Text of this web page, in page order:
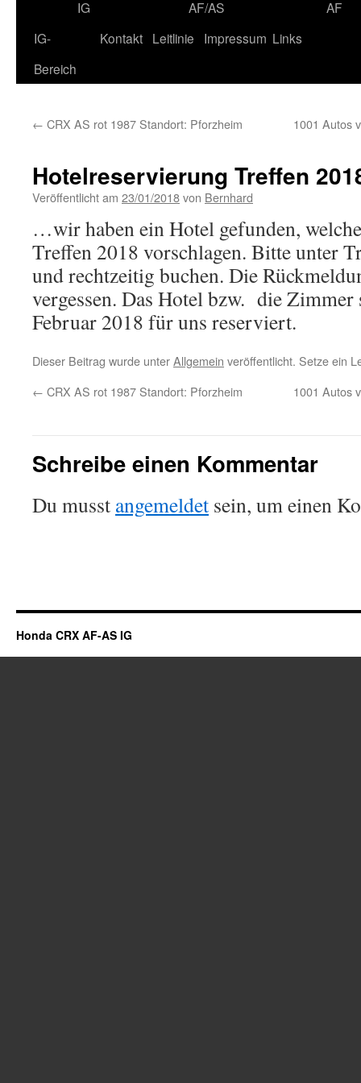
IG
AF/AS
AF
IG-
Bereich
Kontakt Leitlinie Impressum Links
← CRX AS rot 1987 Standort: Pforzheim 1001 Autos
Hotelreservierung Treffen
Veröffentlicht am 23/01/2018von Bernhard
…wir haben ein Hotel gefunden,
Treffen 2018 vorschlagen. Bitte unter
und rechtzeitig buchen. Die
vergessen. Das Hotel bzw. die
Februar 2018 für uns reserviert.
Dieser Beitrag wurde unterAllgemein veröffentlicht. Setze ein
← CRX AS rot 1987 Standort: Pforzheim 1001 Autos
Schreibe einen Kommentar
Du musst angemeldet sein, um einen
Honda CRX AF-AS IG